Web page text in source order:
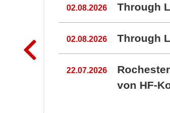
02.08.2026 Through
02.08.2026 Through
22.07.2026
von HF-